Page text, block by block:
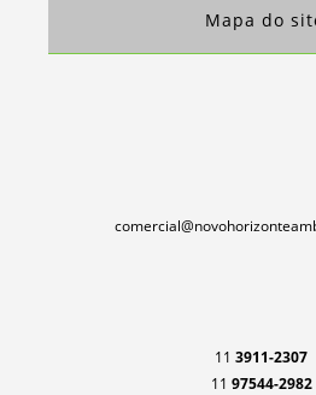
COMPRA DE PAPEL PARA RECICLAGEM SP
Mapa do
11 3911-2307
11 97544-2982